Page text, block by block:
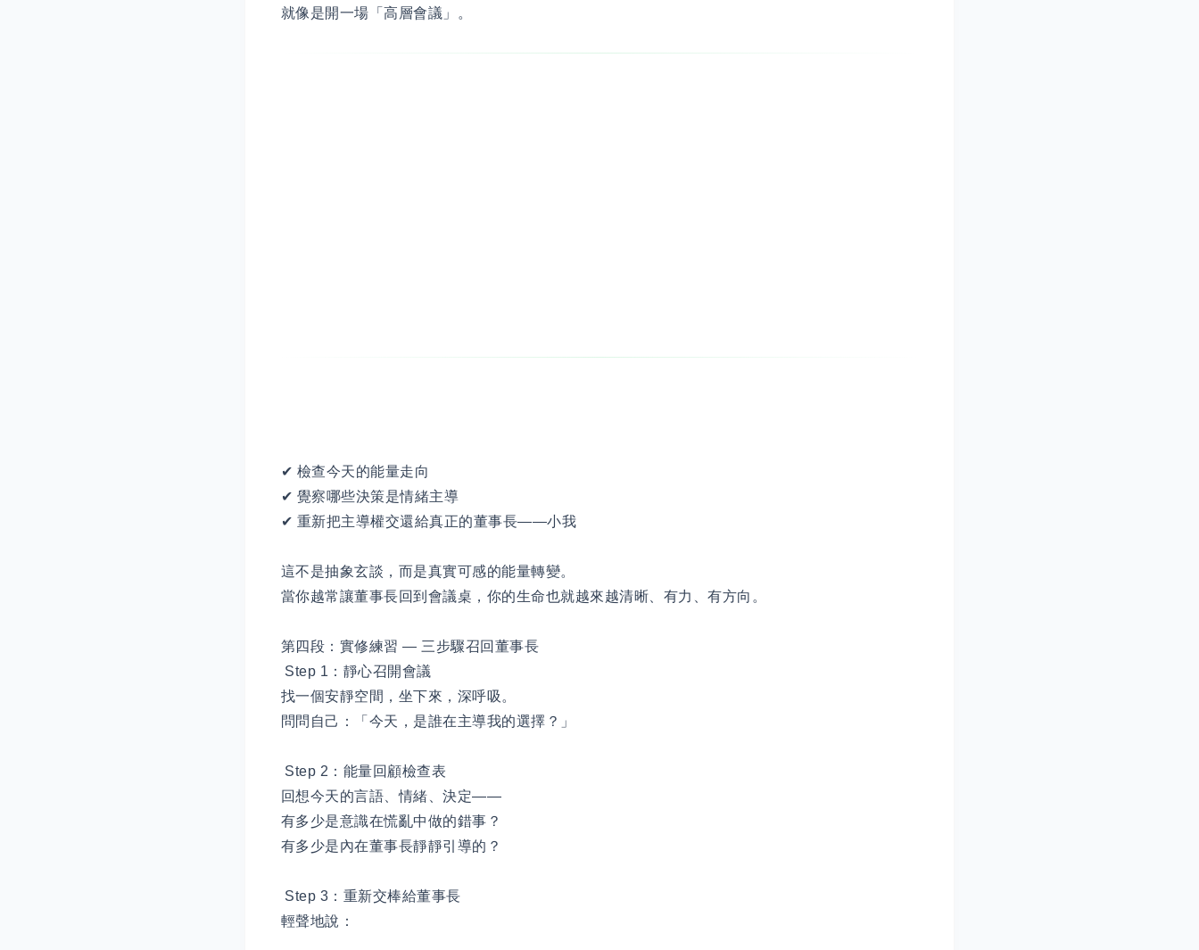
就像是開一場「高層會議」。
✔ 檢查今天的能量走向
✔ 覺察哪些決策是情緒主導
✔ 重新把主導權交還給真正的董事長——小我
這不是抽象玄談，而是真實可感的能量轉變。
當你越常讓董事長回到會議桌，你的生命也就越來越清晰、有力、有方向。
第四段：實修練習 — 三步驟召回董事長
Step 1：靜心召開會議
找一個安靜空間，坐下來，深呼吸。
問問自己：「今天，是誰在主導我的選擇？」
Step 2：能量回顧檢查表
回想今天的言語、情緒、決定——
有多少是意識在慌亂中做的錯事？
有多少是內在董事長靜靜引導的？
Step 3：重新交棒給董事長
輕聲地說：